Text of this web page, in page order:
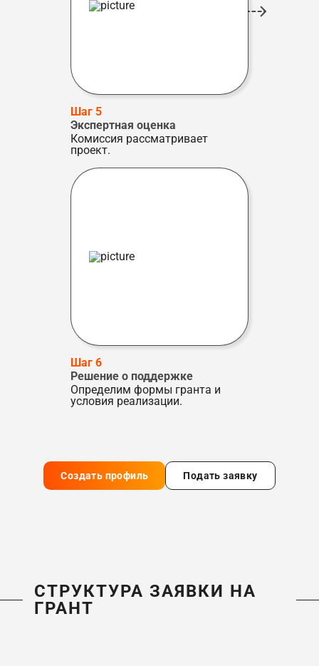
Шаг 5
Экспертная оценка
Комиссия рассматривает
проект.
Шаг 6
Решение о поддержке
Определим формы гранта и
условия реализации.
Создать профиль Подать заявку
СТРУКТУРА ЗАЯВКИ НА
ГРАНТ